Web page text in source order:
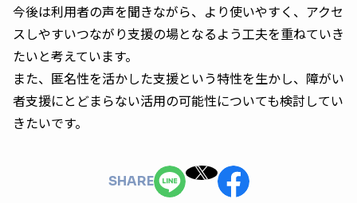
今後は利用者の声を聞きながら、より使いやすく、アクセ
スしやすいつながり支援の場となるよう工夫を重ねていき
たいと考えています。
また、匿名性を活かした支援という特性を生かし、障がい
者支援にとどまらない活用の可能性についても検討してい
きたいです。
SHARE